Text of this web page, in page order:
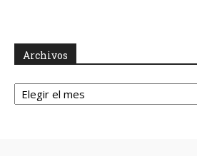
Archivos
Archivos